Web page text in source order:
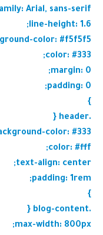
Arial, sans-serif;
line-height: 1.6;
color: #f5f5f5;
color: #333;
margin: 0;
padding: 0;
}
.header {
color: #333;
color: #fff;
text-align: center;
padding: 1rem;
}
.blog-content {
max-width: 800px;